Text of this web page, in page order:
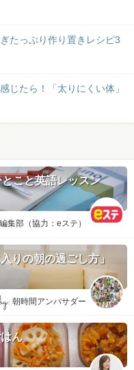
たっぷり作り置きレシピ3
じたら！「太りにくい体」
こと英語レッスン
編集部（協力：eステ）
りの朝の過ごし方」
朝時間アンバサダー
ん